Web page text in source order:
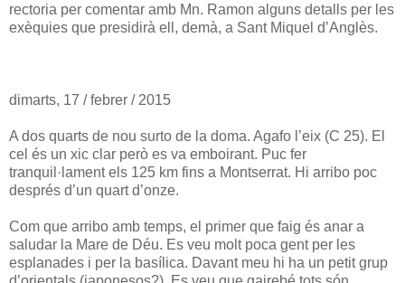
rectoria per comentar amb Mn. Ramon alguns detalls per les
exèquies que presidirà ell, demà, a Sant Miquel d’Anglès.
dimarts, 17 / febrer / 2015
A dos quarts de nou surto de la doma. Agafo l’eix (C 25). El
cel és un xic clar però es va emboirant. Puc fer
tranquil·lament els 125 km fins a Montserrat. Hi arribo poc
després d’un quart d’onze.
Com que arribo amb temps, el primer que faig és anar a
saludar la Mare de Déu. Es veu molt poca gent per les
esplanades i per la basílica. Davant meu hi ha un petit grup